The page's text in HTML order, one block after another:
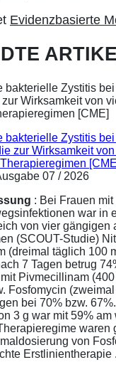
Evidenzbasierte
bakterielle Zystitis
zur Wirksamkeit
07 / 2026
: Bei Frauen
war in
von vier gängigen
(SCOUT-Studie)
(dreimal täglich 100
7 Tagen betrug
Pivmecillinam
Fosfomycin
bei 70% bzw.
3 g war mit 59% am
waren
von
Erstlinientherapie